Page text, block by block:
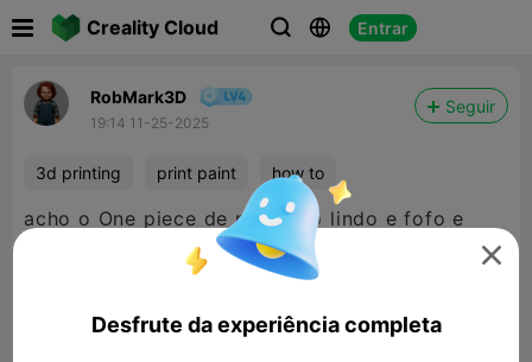
Creality Cloud   Entrar
RobMark3D
19:14 11-25-2025
Seguir
3d printing print paint how to
acho o One piece de natal tão lindo e fofo e

Desfrute da experiência completa